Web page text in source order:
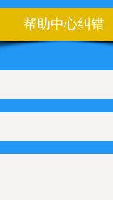
帮助中心纠错